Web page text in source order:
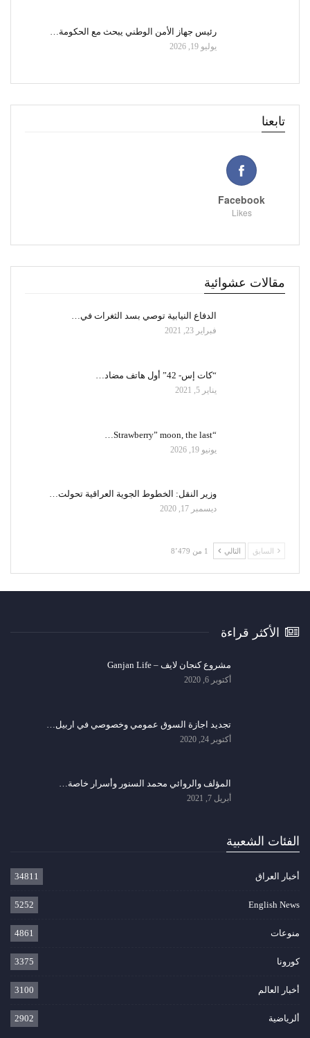
رئيس جهاز الأمن الوطني يبحث مع الحكومة…
يوليو 19, 2026
تابعنا
Facebook
Likes
مقالات عشوائية
الدفاع النيابية توصي بسد الثغرات في…
فبراير 23, 2021
“كات إس- 42” أول هاتف مضاد…
يناير 5, 2021
“Strawberry” moon, the last…
يونيو 19, 2026
وزير النقل: الخطوط الجوية العراقية تحولت…
ديسمبر 17, 2020
السابق التالي 1 من 8٬479
الأكثر قراءة
مشروع كنجان لايف – Ganjan Life
أكتوبر 6, 2020
تجديد اجازة السوق عمومي وخصوصي في اربيل…
أكتوبر 24, 2020
المؤلف والروائي محمد السنور وأسرار خاصة…
أبريل 7, 2021
الفئات الشعبية
أخبار العراق 34811
English News
5252
منوعات 4861
كورونا 3375
أخبار العالم 3100
ألرياضية 2902